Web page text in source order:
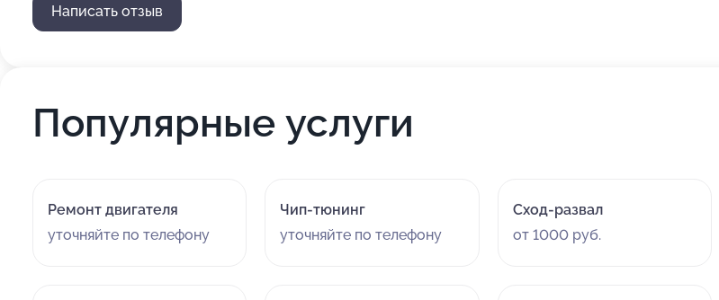
Написать отзыв
Популярные услуги
Ремонт двигателя
уточняйте по телефону
Чип-тюнинг
уточняйте по телефону
Сход-развал
от 1000 руб.